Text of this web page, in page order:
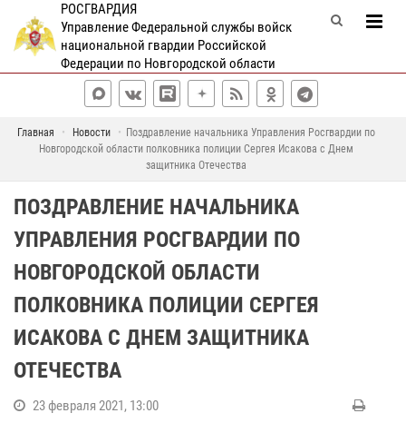
РОСГВАРДИЯ
Управление Федеральной службы войск
национальной гвардии Российской
Федерации по Новгородской области
Главная Новости
Поздравление начальника Управления Росгвардии по
Новгородской области полковника полиции Сергея Исакова с Днем
защитника Отечества
ПОЗДРАВЛЕНИЕ НАЧАЛЬНИКА
УПРАВЛЕНИЯ РОСГВАРДИИ ПО
НОВГОРОДСКОЙ ОБЛАСТИ
ПОЛКОВНИКА ПОЛИЦИИ СЕРГЕЯ
ИСАКОВА С ДНЕМ ЗАЩИТНИКА
ОТЕЧЕСТВА
23 февраля 2021, 13:00